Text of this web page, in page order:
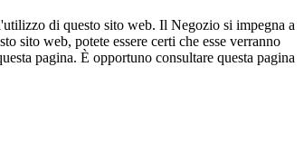
di questo sito web. Il Negozio si impegna a
sito web, potete essere certi che esse verranno
pagina. È opportuno consultare questa pagina